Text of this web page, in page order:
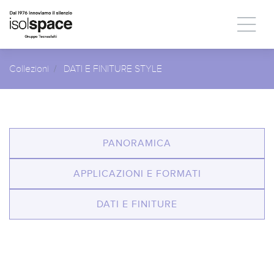
Collezioni DATI E FINITURE STYLE
PANORAMICA
APPLICAZIONI E FORMATI
DATI E FINITURE